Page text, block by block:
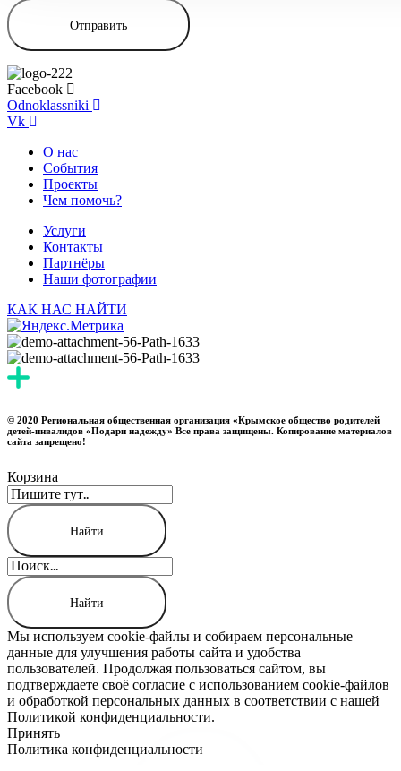
Facebook
Odnoklassniki
Vk
О нас
События
Проекты
Чем помочь?
Услуги
Контакты
Партнёры
Наши фотографии
КАК НАС НАЙТИ
© 2020 Региональная общественная организация «Крымское общество родителей
детей-инвалидов «Подари надежду» Все права защищены. Копирование материалов
сайта запрещено!
Корзина
Мы используем cookie-файлы и собираем персональные
данные для улучшения работы сайта и удобства
пользователей. Продолжая пользоваться сайтом, вы
подтверждаете своё согласие с использованием cookie-файлов
и обработкой персональных данных в соответствии с нашей
Политикой конфиденциальности.
Принять
Политика конфиденциальности